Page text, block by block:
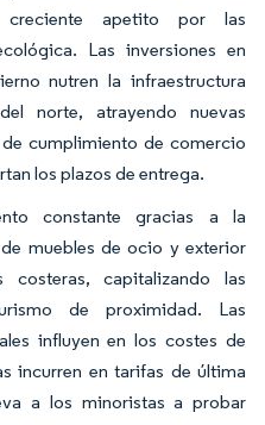
apetito por las
Las inversiones en
nutren la infraestructura
norte, atrayendo nuevas
cumplimiento de comercio
los plazos de entrega.
constante gracias a la
muebles de ocio y exterior
costeras, capitalizando las
de proximidad. Las
influyen en los costes de
incurren en tarifas de última
a los minoristas a probar